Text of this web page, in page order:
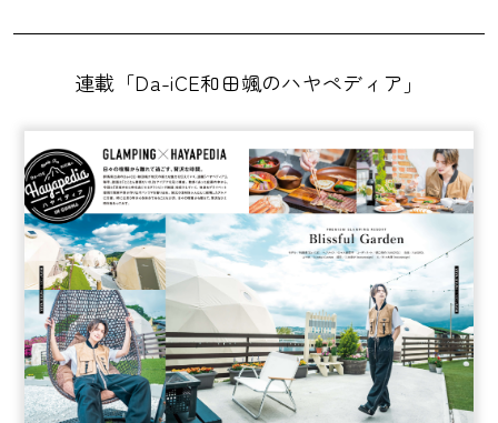
連載「Da-iCE和田颯のハヤペディア」